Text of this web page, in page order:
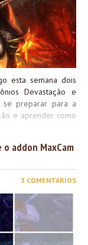
esta semana dois
Devastação e
se preparar para a
e aprender como
addon MaxCam
3 COMENTÁRIOS